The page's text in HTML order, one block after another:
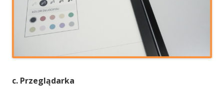
c. Przeglądarka